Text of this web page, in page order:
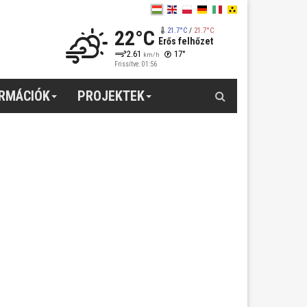
22°C 21.7°C/ 21.7°C
Erős felhőzet
2.61 km/h 17°
Frissítve: 01:56
PROJEKTEK